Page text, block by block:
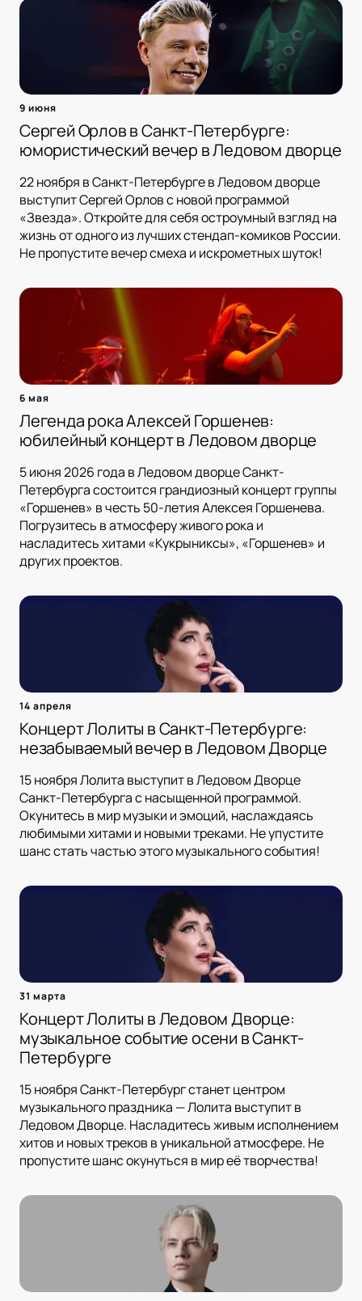
9 июня
Сергей Орлов в Санкт-Петербурге:
юмористический вечер в Ледовом дворце
22 ноября в Санкт-Петербурге в Ледовом дворце
выступит Сергей Орлов с новой программой
«Звезда». Откройте для себя остроумный взгляд на
жизнь от одного из лучших стендап-комиков России.
Не пропустите вечер смеха и искрометных шуток!
6 мая
Легенда рока Алексей Горшенев:
юбилейный концерт в Ледовом дворце
5 июня 2026 года в Ледовом дворце Санкт-
Петербурга состоится грандиозный концерт группы
«Горшенев» в честь 50-летия Алексея Горшенева.
Погрузитесь в атмосферу живого рока и
насладитесь хитами «Кукрыниксы», «Горшенев» и
других проектов.
14 апреля
Концерт Лолиты в Санкт-Петербурге:
незабываемый вечер в Ледовом Дворце
15 ноября Лолита выступит в Ледовом Дворце
Санкт-Петербурга с насыщенной программой.
Окунитесь в мир музыки и эмоций, наслаждаясь
любимыми хитами и новыми треками. Не упустите
шанс стать частью этого музыкального события!
31 марта
Концерт Лолиты в Ледовом Дворце:
музыкальное событие осени в Санкт-
Петербурге
15 ноября Санкт-Петербург станет центром
музыкального праздника — Лолита выступит в
Ледовом Дворце. Насладитесь живым исполнением
хитов и новых треков в уникальной атмосфере. Не
пропустите шанс окунуться в мир её творчества!